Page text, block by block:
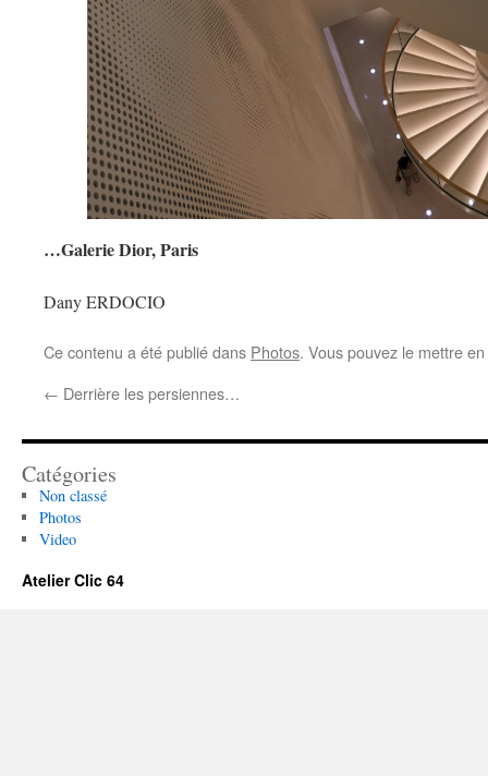
…Galerie Dior, Paris
Dany ERDOCIO
Ce contenu a été publié dans Photos. Vous pouvez le mettre
← Derrière les persiennes…
Catégories
Non classé
Photos
Video
Atelier Clic 64